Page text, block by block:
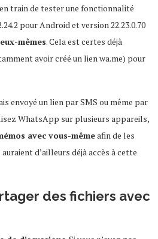
train de tester une fonctionnalité
pour Android et version 22.23.0.70
mêmes. Cela est certes déjà
avoir créé un lien wa.me) pour
envoyé un lien par SMS ou même par
WhatsApp sur plusieurs appareils,
avec vous-mêmeafin de les
d’ailleurs déjà accès à cette
des fichiers avec